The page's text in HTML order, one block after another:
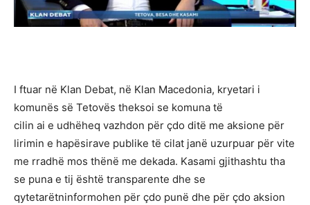
I ftuar në Klan Debat, në Klan Macedonia, kryetari i
komunës së Tetovës theksoi se komuna të
cilin ai e udhëheq vazhdon për çdo ditë me aksione për
lirimin e hapësirave publike të cilat janë uzurpuar për vite
me rradhë mos thënë me dekada. Kasami gjithashtu tha
se puna e tij është transparente dhe se
qytetarëtninformohen për çdo punë dhe për çdo aksion